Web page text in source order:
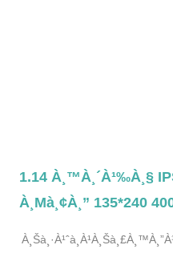
1.14 À¸™à¸´à¹‰à¸§
À¸µà¸¢à¸” 135*240 400